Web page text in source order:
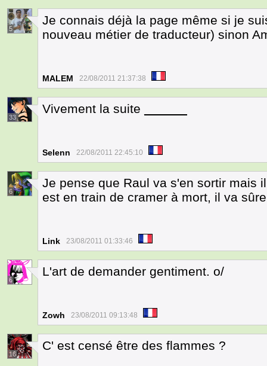
5
Je connais déjà la page même si je
nouveau métier de traducteur) sinon
MALEM 22/08/2011 21:37:38
33
Vivement la suite
Selenn 22/08/2011 22:45:10
6
Je pense que Raul va s'en sortir mais
est en train de cramer à mort, il va
Link 23/08/2011 01:33:46
6
L'art de demander gentiment. o/
Zowh 23/08/2011 09:13:48
16
C' est censé être des flammes ?